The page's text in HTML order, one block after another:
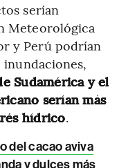
serían
Meteorológica
y Perú podrían
Sudamérica y el
serían más
hídrico.
del cacao aviva
y dulces más